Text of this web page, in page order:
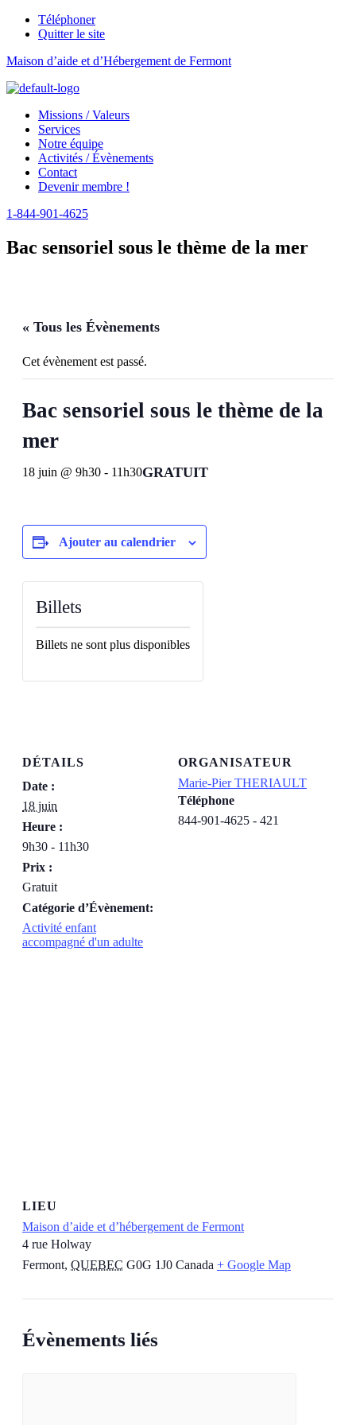
Téléphoner
Quitter le site
Maison d’aide et d’Hébergement de Fermont
Menu
Missions / Valeurs
Services
Notre équipe
Activités / Évènements
Contact
Devenir membre !
1-844-901-4625
Bac sensoriel sous le thème de la mer
« Tous les Évènements
Cet évènement est passé.
Bac sensoriel sous le thème de la
mer
18 juin @ 9h30 - 11h30GRATUIT
Ajouter au calendrier
DÉTAILS
Date :
18 juin
Heure :
9h30 - 11h30
Prix :
Gratuit
Catégorie d’Évènement:
Activité enfant
accompagné d'un adulte
ORGANISATEUR
Marie-Pier THERIAULT
Téléphone
844-901-4625 - 421
LIEU
Maison d’aide et d’hébergement de Fermont
4 rue Holway
Fermont, QUEBEC G0G 1J0 Canada + Google Map
Billets
Billets ne sont plus disponibles
Évènements liés